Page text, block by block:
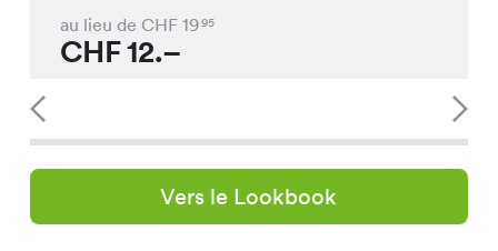
au lieu de CHF 1995
CHF12.–
Vers le Lookbook